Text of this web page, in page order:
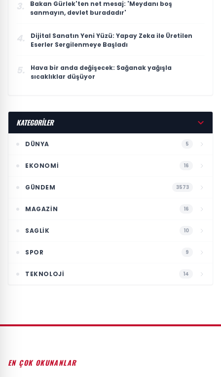
3.
Bakan Gürlek'ten net mesaj: 'Meydanı boş
sanmayın, devlet buradadır'
4.
Dijital Sanatın Yeni Yüzü: Yapay Zeka ile Üretilen
Eserler Sergilenmeye Başladı
5.
Hava bir anda değişecek: Sağanak yağışla
sıcaklıklar düşüyor
KATEGORİLER
DÜNYA 5
EKONOMI 16
GÜNDEM 3573
MAGAZIN 16
SAGLIK 10
SPOR 9
TEKNOLOJI 14
EN ÇOK OKUNANLAR